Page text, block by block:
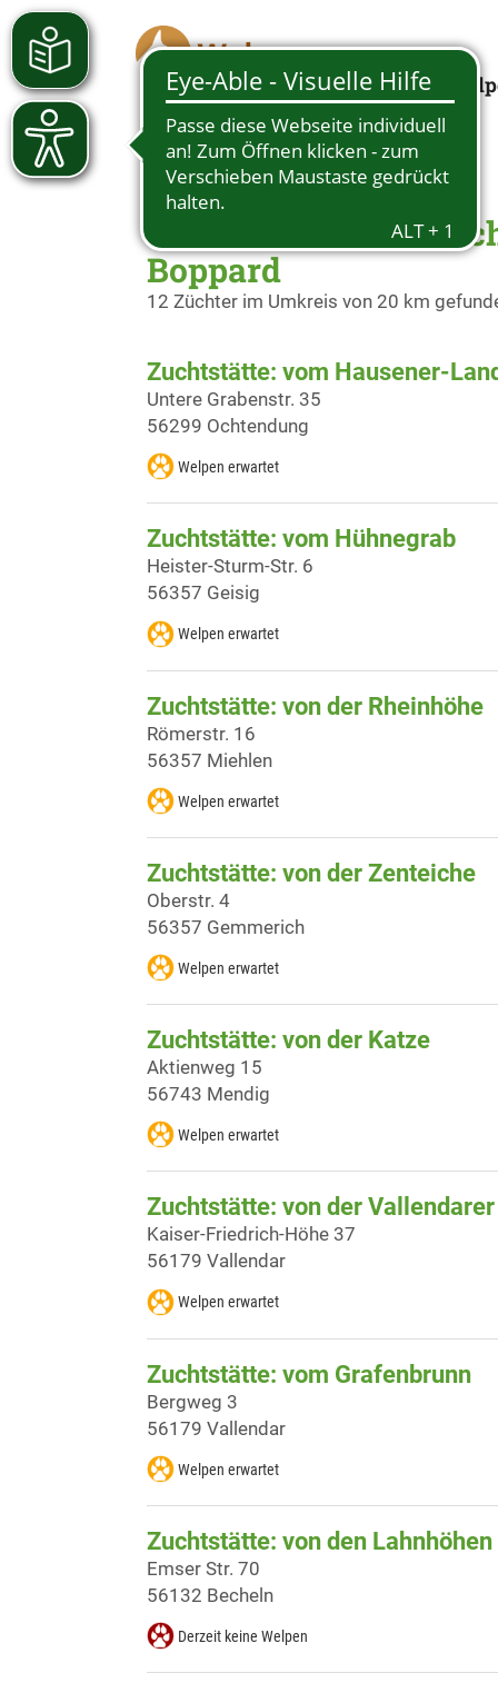
Züchter Deutscher
Boppard
12 Züchter im Umkreis von 20 km
Zuchtstätte: vom Hausener-
Untere Grabenstr. 35
56299 Ochtendung
Welpen erwartet
Zuchtstätte: vom Hühnegrab
Heister-Sturm-Str. 6
56357 Geisig
Welpen erwartet
Zuchtstätte: von der Rheinhöhe
Römerstr. 16
56357 Miehlen
Welpen erwartet
Zuchtstätte: von der Zenteiche
Oberstr. 4
56357 Gemmerich
Welpen erwartet
Zuchtstätte: von der Katze
Aktienweg 15
56743 Mendig
Welpen erwartet
Zuchtstätte: von der
Kaiser-Friedrich-Höhe 37
56179 Vallendar
Welpen erwartet
Zuchtstätte: vom Grafenbrunn
Bergweg 3
56179 Vallendar
Welpen erwartet
Zuchtstätte: von den Lahnhöhen
Emser Str. 70
56132 Becheln
Derzeit keine Welpen